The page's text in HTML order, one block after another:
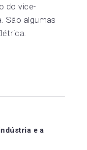
do vice-
São algumas
e a